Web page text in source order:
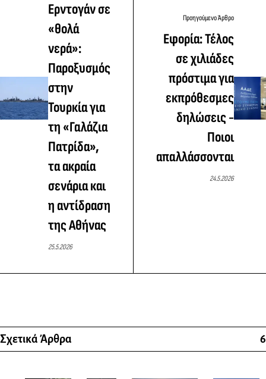
Ερντογάν σε
«θολά
νερά»:
Παροξυσμός
στην
Τουρκία για
τη «Γαλάζια
Πατρίδα»,
τα ακραία
σενάρια και
η αντίδραση
της Αθήνας
25.5.2026
Προηγούμενο Άρθρο
Εφορία: Τέλος
σε χιλιάδες
πρόστιμα για
εκπρόθεσμες
δηλώσεις -
Ποιοι
απαλλάσσονται
24.5.2026
Σχετικά Άρθρα 6